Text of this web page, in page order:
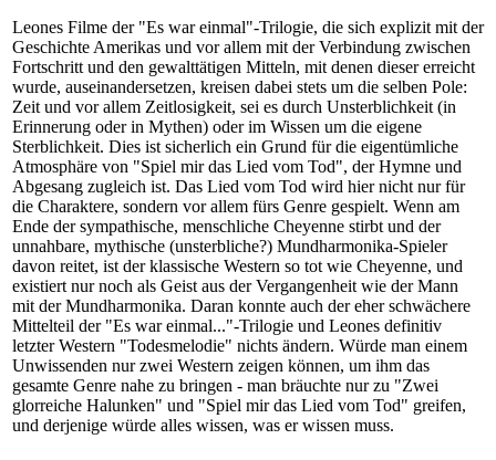
Leones Filme der "Es war einmal"-Trilogie, die sich explizit mit der
Geschichte Amerikas und vor allem mit der Verbindung zwischen
Fortschritt und den gewalttätigen Mitteln, mit denen dieser erreicht
wurde, auseinandersetzen, kreisen dabei stets um die selben Pole:
Zeit und vor allem Zeitlosigkeit, sei es durch Unsterblichkeit (in
Erinnerung oder in Mythen) oder im Wissen um die eigene
Sterblichkeit. Dies ist sicherlich ein Grund für die eigentümliche
Atmosphäre von "Spiel mir das Lied vom Tod", der Hymne und
Abgesang zugleich ist. Das Lied vom Tod wird hier nicht nur für
die Charaktere, sondern vor allem fürs Genre gespielt. Wenn am
Ende der sympathische, menschliche Cheyenne stirbt und der
unnahbare, mythische (unsterbliche?) Mundharmonika-Spieler
davon reitet, ist der klassische Western so tot wie Cheyenne, und
existiert nur noch als Geist aus der Vergangenheit wie der Mann
mit der Mundharmonika. Daran konnte auch der eher schwächere
Mittelteil der "Es war einmal..."-Trilogie und Leones definitiv
letzter Western "Todesmelodie" nichts ändern. Würde man einem
Unwissenden nur zwei Western zeigen können, um ihm das
gesamte Genre nahe zu bringen - man bräuchte nur zu "Zwei
glorreiche Halunken" und "Spiel mir das Lied vom Tod" greifen,
und derjenige würde alles wissen, was er wissen muss.